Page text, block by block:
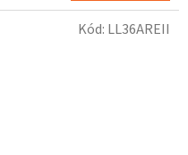
Kód: LL36AREII